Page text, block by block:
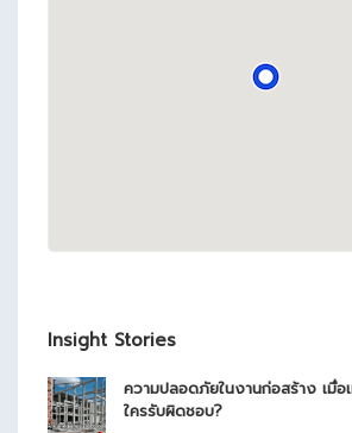
Insight Stories
ความปลอดภัยในงานก่อสร้าง เมื่อ
ใครรับผิดชอบ?